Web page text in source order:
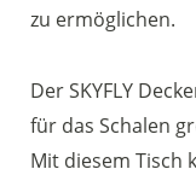
zu ermöglichen.
Der SKYFLY
für das Schalen
Mit diesem Tisch